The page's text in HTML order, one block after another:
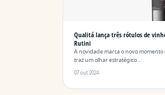
Qualitá lança três rótulos de
Rutini
A novidade marca o novo momento
traz um olhar estratégico…
07 out 2024